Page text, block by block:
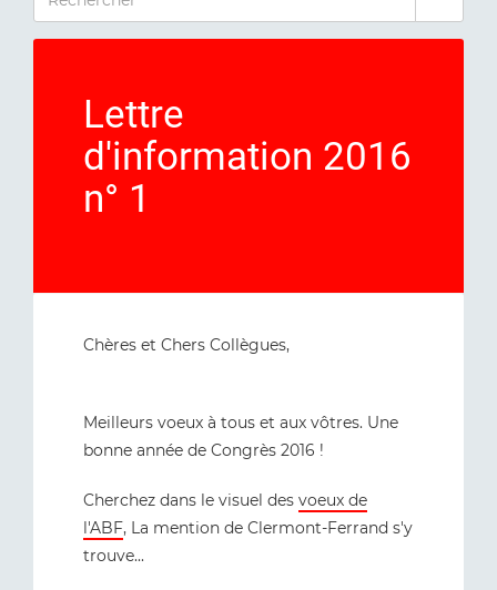
Lettre
d'information 2016
n° 1
Chères et Chers Collègues,
Meilleurs voeux à tous et aux vôtres. Une
bonne année de Congrès 2016 !
Cherchez dans le visuel des voeux de
l'ABF, La mention de Clermont-Ferrand s'y
trouve...